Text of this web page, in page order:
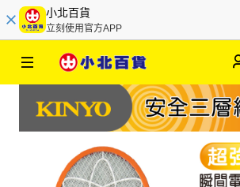
小北百貨
立刻使用官方APP